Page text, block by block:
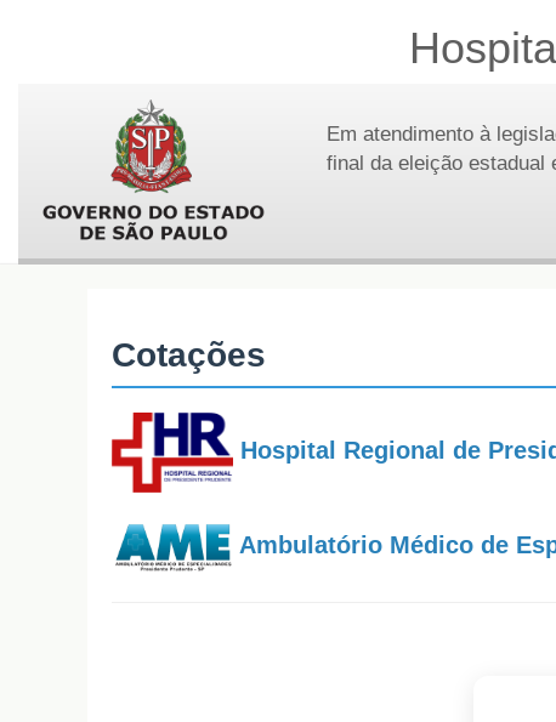
Em atendimento à
final da eleição estadual
Cotações
Hospital Regional de
Ambulatório Médico de